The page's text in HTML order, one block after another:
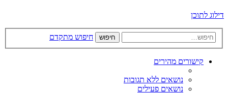
דילוג לתוכן
חיפוש חיפוש מתקדם
קישורים מהירים
נושאים ללא תגובות
נושאים פעילים